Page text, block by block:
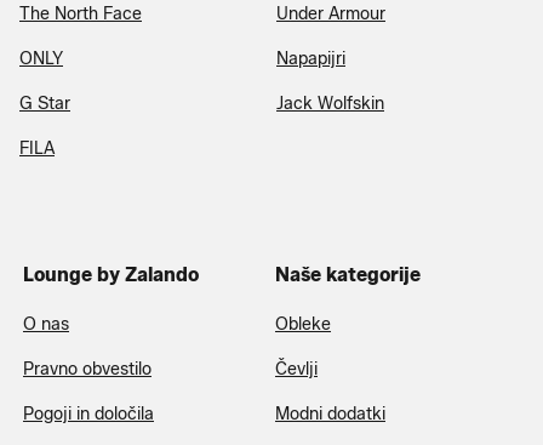
The North Face Under Armour
ONLY Napapijri
G Star Jack Wolfskin
FILA
Lounge by Zalando
O nas
Pravno obvestilo
Pogoji in določila
Naše kategorije
Obleke
Čevlji
Modni dodatki